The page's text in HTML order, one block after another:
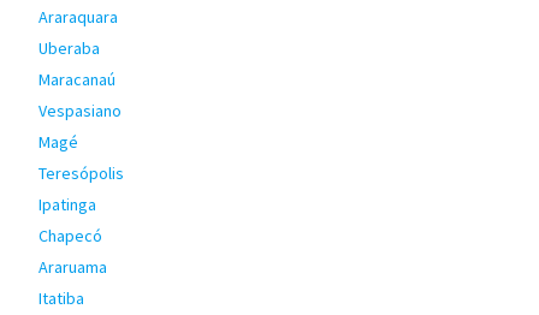
Araraquara
Uberaba
Maracanaú
Vespasiano
Magé
Teresópolis
Ipatinga
Chapecó
Araruama
Itatiba